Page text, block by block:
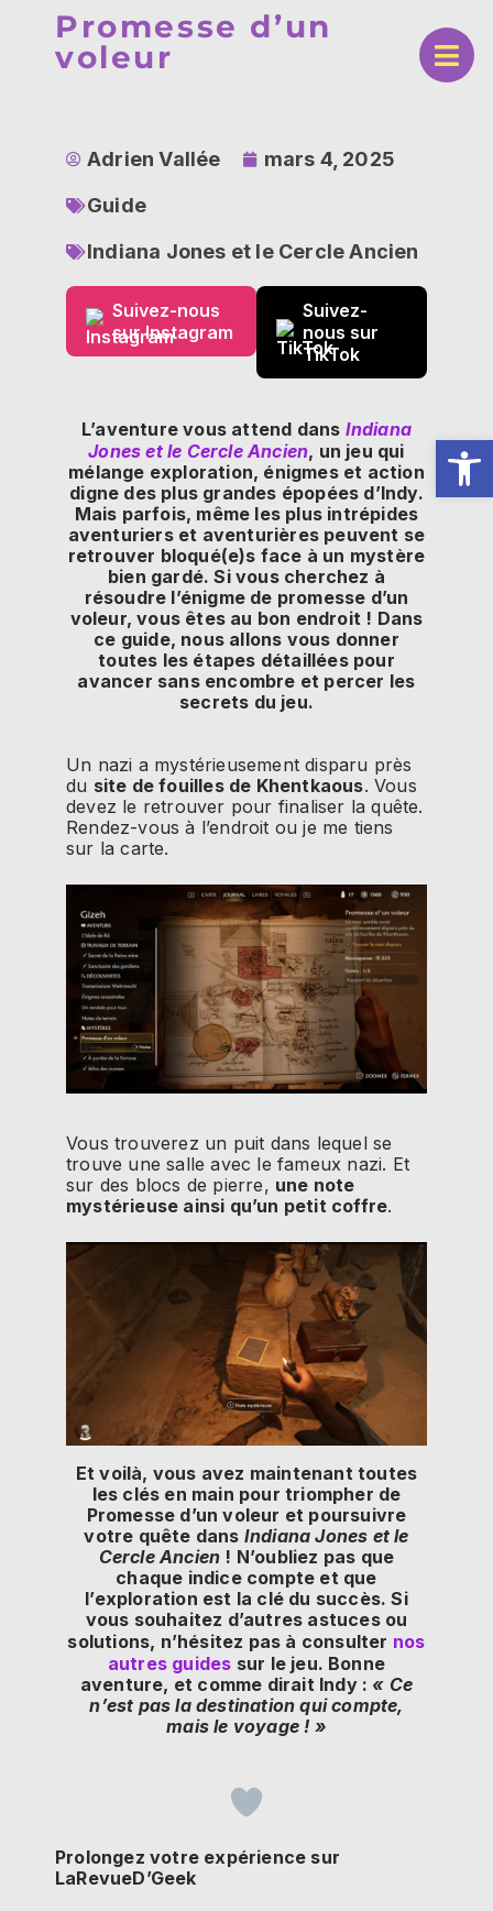
Promesse d’un
voleur
Adrien Vallée
mars 4, 2025
Guide
Indiana Jones et le Cercle Ancien
Suivez-nous
sur Instagram
Suivez-
nous sur
TikTok
L’aventure vous attend dans Indiana
Jones et le Cercle Ancien, un jeu qui
mélange exploration, énigmes et action
digne des plus grandes épopées d’Indy.
Mais parfois, même les plus intrépides
aventuriers et aventurières peuvent se
retrouver bloqué(e)s face à un mystère
bien gardé. Si vous cherchez à
résoudre l’énigme de promesse d’un
voleur, vous êtes au bon endroit ! Dans
ce guide, nous allons vous donner
toutes les étapes détaillées pour
avancer sans encombre et percer les
secrets du jeu.
Un nazi a mystérieusement disparu près
du site de fouilles de Khentkaous. Vous
devez le retrouver pour finaliser la quête.
Rendez-vous à l’endroit ou je me tiens
sur la carte.
Vous trouverez un puit dans lequel se
trouve une salle avec le fameux nazi. Et
sur des blocs de pierre, une note
mystérieuse ainsi qu’un petit coffre.
Et voilà, vous avez maintenant toutes
les clés en main pour triompher de
Promesse d’un voleur et poursuivre
votre quête dans Indiana Jones et le
Cercle Ancien ! N’oubliez pas que
chaque indice compte et que
l’exploration est la clé du succès. Si
vous souhaitez d’autres astuces ou
solutions, n’hésitez pas à consulter nos
autres guides sur le jeu. Bonne
aventure, et comme dirait Indy : « Ce
n’est pas la destination qui compte,
mais le voyage ! »
Prolongez votre expérience sur
LaRevueD’Geek